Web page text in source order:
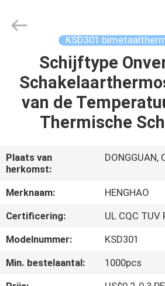
THUIS
PRODUCTEN
SHOW
OVER
ONS
KSD301
Schijftype
van de
Thermische
Plaats van
herkomst:
DONGGUAN,
Merknaam:
HENGHAO
Certificering:
UL CQC TUV
Modelnummer:
KSD301
Min. bestelaantal:
1000pcs